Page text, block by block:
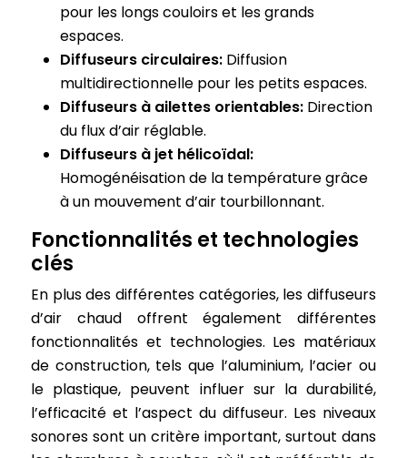
pour les longs couloirs et les grands
espaces.
Diffuseurs circulaires: Diffusion
multidirectionnelle pour les petits espaces.
Diffuseurs à ailettes orientables: Direction
du flux d’air réglable.
Diffuseurs à jet hélicoïdal:
Homogénéisation de la température grâce
à un mouvement d’air tourbillonnant.
Fonctionnalités et technologies
clés
En plus des différentes catégories, les diffuseurs
d’air chaud offrent également différentes
fonctionnalités et technologies. Les matériaux
de construction, tels que l’aluminium, l’acier ou
le plastique, peuvent influer sur la durabilité,
l’efficacité et l’aspect du diffuseur. Les niveaux
sonores sont un critère important, surtout dans